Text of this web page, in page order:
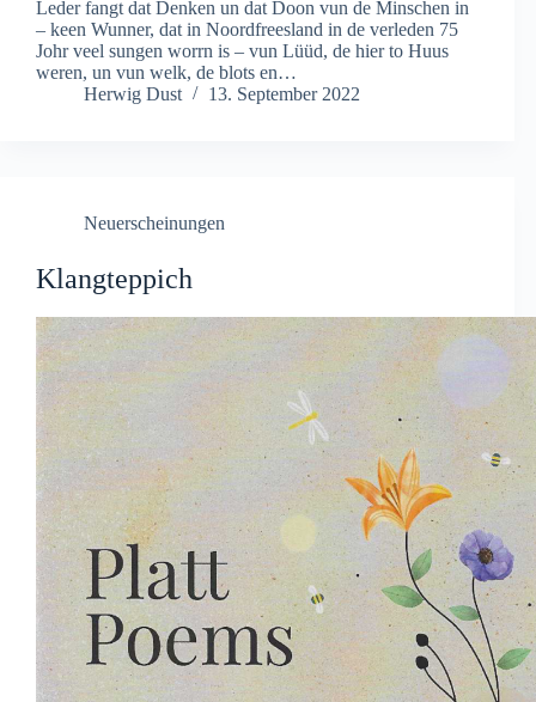
Leder fangt dat Denken un dat Doon vun de Minschen in
– keen Wunner, dat in Noordfreesland in de verleden 75
Johr veel sungen worrn is – vun Lüüd, de hier to Huus
weren, un vun welk, de blots en…
Herwig Dust
13. September 2022
Neuerscheinungen
Klangteppich